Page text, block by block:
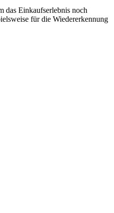
das Einkaufserlebnis noch
für die Wiedererkennung